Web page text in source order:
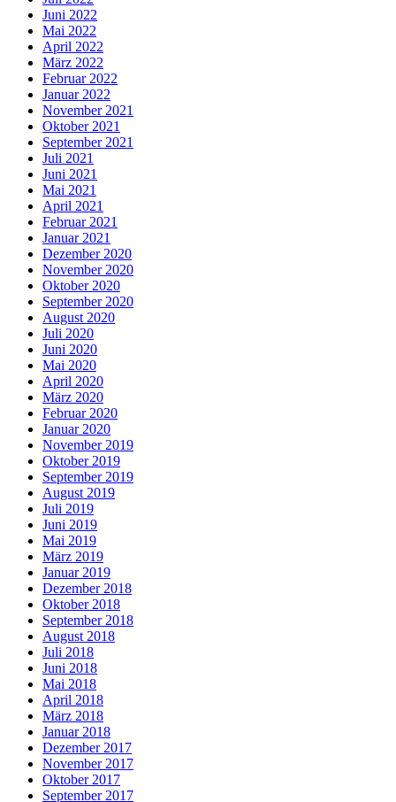
Juni 2022
Mai 2022
April 2022
März 2022
Februar 2022
Januar 2022
November 2021
Oktober 2021
September 2021
Juli 2021
Juni 2021
Mai 2021
April 2021
Februar 2021
Januar 2021
Dezember 2020
November 2020
Oktober 2020
September 2020
August 2020
Juli 2020
Juni 2020
Mai 2020
April 2020
März 2020
Februar 2020
Januar 2020
November 2019
Oktober 2019
September 2019
August 2019
Juli 2019
Juni 2019
Mai 2019
März 2019
Januar 2019
Dezember 2018
Oktober 2018
September 2018
August 2018
Juli 2018
Juni 2018
Mai 2018
April 2018
März 2018
Januar 2018
Dezember 2017
November 2017
Oktober 2017
September 2017